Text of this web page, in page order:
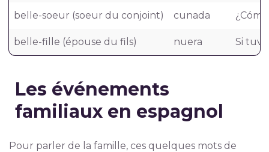
belle-soeur (soeur du conjoint) cunada
belle-fille (épouse du fils) nuera Si
Les événements
familiaux en espagnol
Pour parler de la famille, ces quelques mots de